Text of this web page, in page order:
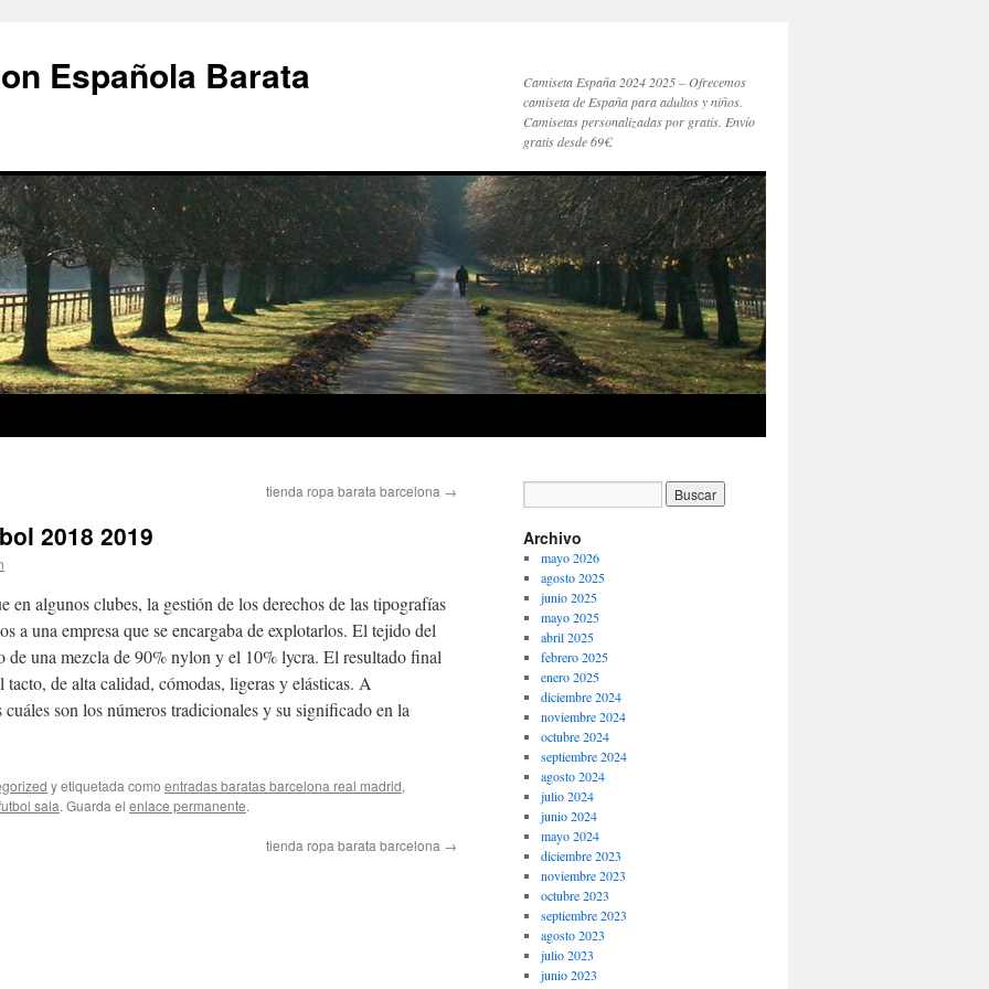
Española Barata
Camiseta España 2024 2025 – Ofrecemos
camiseta de España para adultos y niños.
Camisetas personalizadas por gratis. Envío
gratis desde 69€.
tienda ropa barata barcelona →
2018 2019
en algunos clubes, la gestión de los derechos de las tipografías
a una empresa que se encargaba de explotarlos. El tejido del
de una mezcla de 90% nylon y el 10% lycra. El resultado final
tacto, de alta calidad, cómodas, ligeras y elásticas. A
son los números tradicionales y su significado en la
y etiquetada como entradas baratas barcelona real madrid,
sala. Guarda el enlace permanente.
tienda ropa barata barcelona →
Archivo
mayo 2026
agosto 2025
junio 2025
mayo 2025
abril 2025
febrero 2025
enero 2025
diciembre 2024
noviembre 2024
octubre 2024
septiembre 2024
agosto 2024
julio 2024
junio 2024
mayo 2024
diciembre 2023
noviembre 2023
octubre 2023
septiembre 2023
agosto 2023
julio 2023
junio 2023